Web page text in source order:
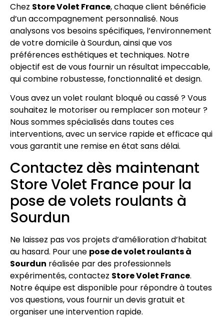
Chez Store Volet France, chaque client bénéficie
d’un accompagnement personnalisé. Nous
analysons vos besoins spécifiques, l’environnement
de votre domicile à Sourdun, ainsi que vos
préférences esthétiques et techniques. Notre
objectif est de vous fournir un résultat impeccable,
qui combine robustesse, fonctionnalité et design.
Vous avez un volet roulant bloqué ou cassé ? Vous
souhaitez le motoriser ou remplacer son moteur ?
Nous sommes spécialisés dans toutes ces
interventions, avec un service rapide et efficace qui
vous garantit une remise en état sans délai.
Contactez dès maintenant
Store Volet France pour la
pose de volets roulants à
Sourdun
Ne laissez pas vos projets d’amélioration d’habitat
au hasard. Pour une pose de volet roulants à
Sourdun réalisée par des professionnels
expérimentés, contactez Store Volet France.
Notre équipe est disponible pour répondre à toutes
vos questions, vous fournir un devis gratuit et
organiser une intervention rapide.